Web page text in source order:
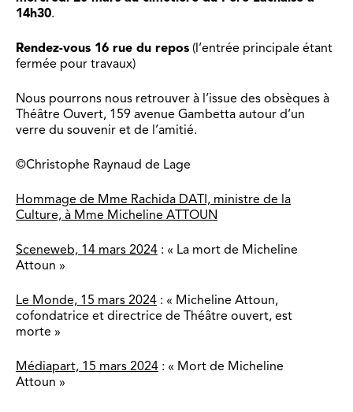
14h30.
Rendez-vous 16 rue du repos (l’entrée principale étant
fermée pour travaux)
Nous pourrons nous retrouver à l’issue des obsèques à
Théâtre Ouvert, 159 avenue Gambetta autour d’un
verre du souvenir et de l’amitié.
©Christophe Raynaud de Lage
Hommage de Mme Rachida DATI, ministre de la
Culture, à Mme Micheline ATTOUN
Sceneweb, 14 mars 2024 : « La mort de Micheline
Attoun »
Le Monde, 15 mars 2024 : « Micheline Attoun,
cofondatrice et directrice de Théâtre ouvert, est
morte »
Médiapart, 15 mars 2024 : « Mort de Micheline
Attoun »